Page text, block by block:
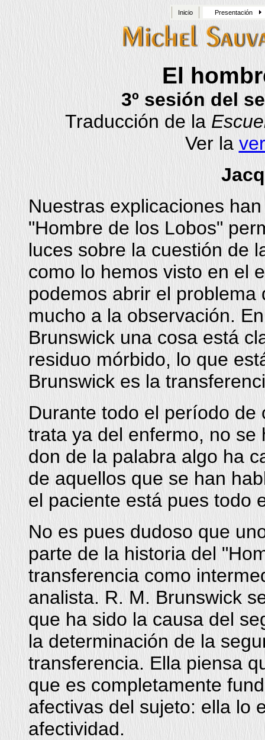
Inicio Presentación
El
3º sesión del
Traducción de la
Ver la
Nuestras explicaciones
"Hombre de los Lobos"
luces sobre la cuestión de
como lo hemos visto en el
podemos abrir el
mucho a la observación.
Brunswick una cosa está
residuo mórbido, lo que
Brunswick es la
Durante todo el período de
trata ya del enfermo, no
don de la palabra algo ha
de aquellos que se han
el paciente está pues todo
No es pues dudoso que
parte de la historia del
transferencia como
analista. R. M. Brunswick
que ha sido la causa del
la determinación de la
transferencia. Ella piensa
que es completamente
afectivas del sujeto: ella lo
afectividad.